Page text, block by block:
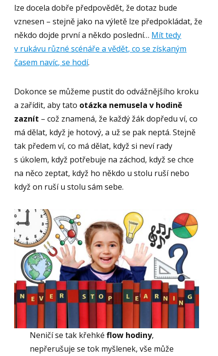
lze docela dobře předpovědět, že dotaz bude
vznesen – stejně jako na výletě lze předpokládat, že
někdo dojde první a někdo poslední… Mít tedy
v rukávu různé scénáře a vědět, co se získaným
časem navíc, se hodí.
Dokonce se můžeme pustit do odvážnějšího kroku
a zařídit, aby tato otázka nemusela v hodině
zaznít – což znamená, že každý žák dopředu ví, co
má dělat, když je hotový, a už se pak neptá. Stejně
tak předem ví, co má dělat, když si neví rady
s úkolem, když potřebuje na záchod, když se chce
na něco zeptat, když ho někdo u stolu ruší nebo
když on ruší u stolu sám sebe.
Neničí se tak křehké flow hodiny,
nepřerušuje se tok myšlenek, vše může